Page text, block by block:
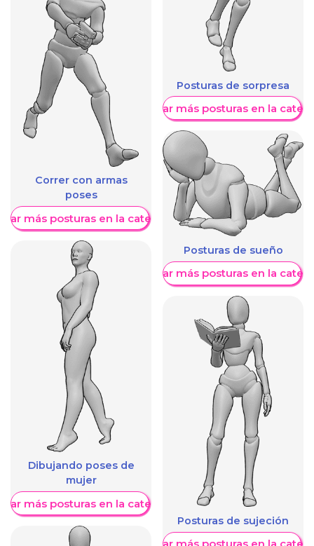
Correr con armas
poses
más posturas en la categoría
Dibujando poses de
mujer
más posturas en la categoría
Posturas de sorpresa
Mostrar más posturas en la
Posturas de sueño
Mostrar más posturas en la
Posturas de sujeción